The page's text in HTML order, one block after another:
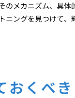
のメカニズム、具体
ニングを見つけて、
おくべ